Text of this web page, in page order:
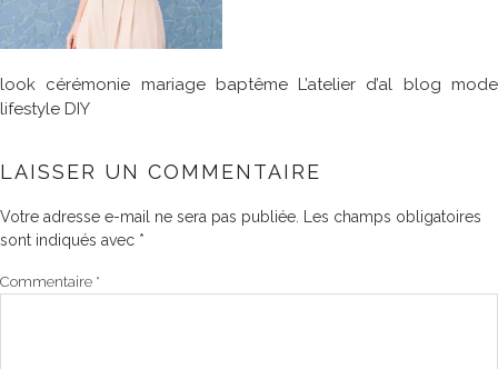
look cérémonie mariage baptême L’atelier d’al blog mode
lifestyle DIY
LAISSER UN COMMENTAIRE
Votre adresse e-mail ne sera pas publiée.
Les champs obligatoires
sont indiqués avec *
Commentaire *